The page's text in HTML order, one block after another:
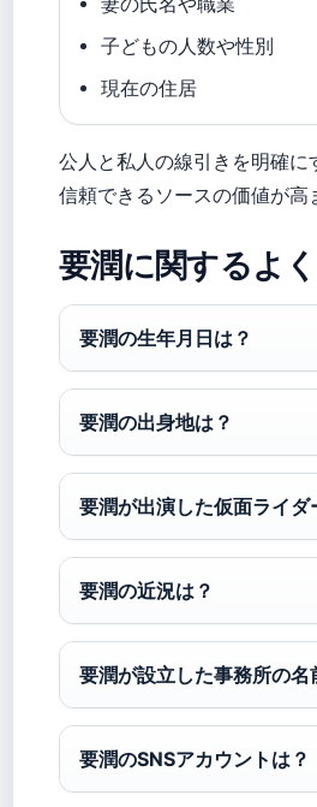
子どもの人数や性別
現在の住居
公人と私人の線引きを明確
信頼できるソースの価値が高
要潤に関するよ
要潤の生年月日は？
要潤の出身地は？
要潤が出演した仮面ライダ
要潤の近況は？
要潤が設立した事務所の名
要潤のSNSアカウントは？